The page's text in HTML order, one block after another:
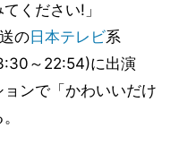
ください!」
の 日本テレビ系
～22:54)に出演
ンで「かわいいだけ